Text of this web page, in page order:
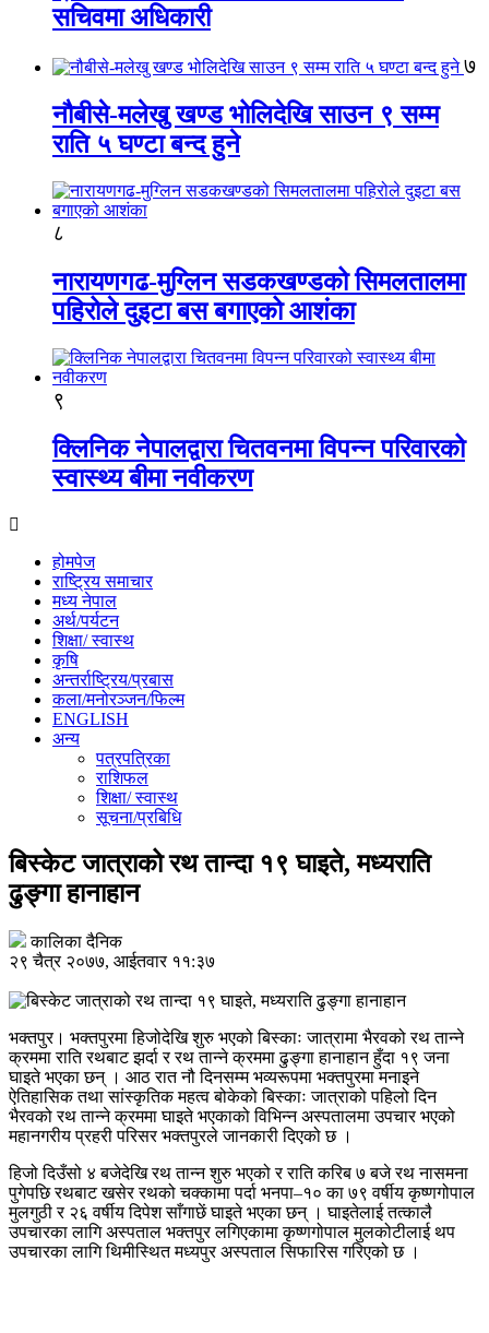
सचिवमा अधिकारी
७
नौबीसे-मलेखु खण्ड भोलिदेखि साउन ९ सम्म
राति ५ घण्टा बन्द हुने
८
नारायणगढ-मुग्लिन सडकखण्डको सिमलतालमा
पहिरोले दुइटा बस बगाएको आशंका
९
क्लिनिक नेपालद्वारा चितवनमा विपन्न परिवारको
स्वास्थ्य बीमा नवीकरण
होमपेज
राष्ट्रिय समाचार
मध्य नेपाल
अर्थ/पर्यटन
शिक्षा/ स्वास्थ
कृषि
अन्तर्राष्ट्रिय/प्रबास
कला/मनोरञ्जन/फिल्म
ENGLISH
अन्य
पत्रपत्रिका
राशिफल
शिक्षा/ स्वास्थ
सूचना/प्रबिधि
बिस्केट जात्राको रथ तान्दा १९ घाइते, मध्यराति
ढुङ्गा हानाहान
कालिका दैनिक
२९ चैत्र २०७७, आईतवार ११:३७
भक्तपुर। भक्तपुरमा हिजोदेखि शुरु भएको बिस्काः जात्रामा भैरवको रथ तान्ने
क्रममा राति रथबाट झर्दा र रथ तान्ने क्रममा ढुङ्गा हानाहान हुँदा १९ जना
घाइते भएका छन् । आठ रात नौ दिनसम्म भव्यरूपमा भक्तपुरमा मनाइने
ऐतिहासिक तथा सांस्कृतिक महत्व बोकेको बिस्काः जात्राको पहिलो दिन
भैरवको रथ तान्ने क्रममा घाइते भएकाको विभिन्न अस्पतालमा उपचार भएको
महानगरीय प्रहरी परिसर भक्तपुरले जानकारी दिएको छ ।
हिजो दिउँसो ४ बजेदेखि रथ तान्न शुरु भएको र राति करिब ७ बजे रथ नासमना
पुगेपछि रथबाट खसेर रथको चक्कामा पर्दा भनपा–१० का ७९ वर्षीय कृष्णगोपाल
मुलगुठी र २६ वर्षीय दिपेश साँगाछें घाइते भएका छन् । घाइतेलाई तत्कालै
उपचारका लागि अस्पताल भक्तपुर लगिएकामा कृष्णगोपाल मुलकोटीलाई थप
उपचारका लागि थिमीस्थित मध्यपुर अस्पताल सिफारिस गरिएको छ ।